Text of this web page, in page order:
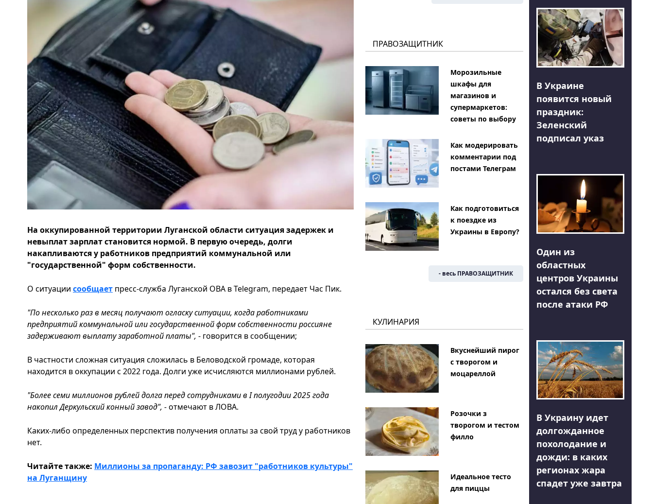
На оккупированной территории Луганской области ситуация задержек и
невыплат зарплат становится нормой. В первую очередь, долги
накапливаются у работников предприятий коммунальной или
"государственной" форм собственности.
О ситуации сообщает пресс-служба Луганской ОВА в Telegram, передает Час Пик.
"По несколько раз в месяц получают огласку ситуации, когда работниками
предприятий коммунальной или государственной форм собственности россияне
задерживают выплату заработной платы", - говорится в сообщении;
В частности сложная ситуация сложилась в Беловодской громаде, которая
находится в оккупации с 2022 года. Долги уже исчисляются миллионами рублей.
"Более семи миллионов рублей долга перед сотрудниками в I полугодии 2025 года
накопил Деркульский конный завод", -отмечают в ЛОВА.
Каких-либо определенных перспектив получения оплаты за свой труд у работников
нет.
Читайте также: Миллионы за пропаганду: РФ завозит "работников культуры"
на Луганщину
ПРАВОЗАЩИТНИК
Морозильные
шкафы для
магазинов и
супермаркетов:
советы по выбору
Как модерировать
комментарии под
постами Телеграм
Как подготовиться
к поездке из
Украины в Европу?
- весь ПРАВОЗАЩИТНИК
КУЛИНАРИЯ
Вкуснейший пирог
с творогом и
моцареллой
Розочки з
творогом и тестом
филло
Идеальное тесто
для пиццы
В Украине
появится новый
праздник:
Зеленский
подписал указ
Один из
областных
центров Украины
остался без света
после атаки РФ
В Украину идет
долгожданное
похолодание и
дожди: в каких
регионах жара
спадет уже завтра